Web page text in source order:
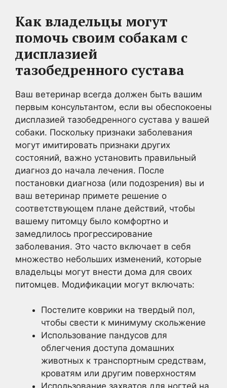
Как владельцы могут
помочь своим собакам с
дисплазией
тазобедренного сустава
Ваш ветеринар всегда должен быть вашим
первым консультантом, если вы обеспокоены
дисплазией тазобедренного сустава у вашей
собаки. Поскольку признаки заболевания
могут имитировать признаки других
состояний, важно установить правильный
диагноз до начала лечения. После
постановки диагноза (или подозрения) вы и
ваш ветеринар примете решение о
соответствующем плане действий, чтобы
вашему питомцу было комфортно и
замедлилось прогрессирование
заболевания. Это часто включает в себя
множество небольших изменений, которые
владельцы могут внести дома для своих
питомцев. Модификации могут включать:
Постелите коврики на твердый пол,
чтобы свести к минимуму скольжение
Использование пандусов для
облегчения доступа домашних
животных к транспортным средствам,
кроватям или другим поверхностям
Использование захватов для ногтей на